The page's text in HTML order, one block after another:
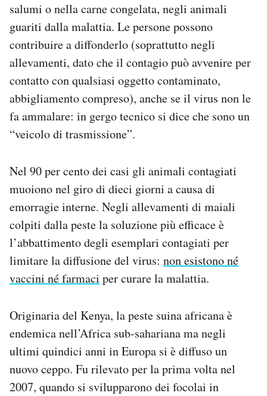
salumi o nella carne congelata, negli animali
guariti dalla malattia. Le persone possono
contribuire a diffonderlo (soprattutto negli
allevamenti, dato che il contagio può avvenire per
contatto con qualsiasi oggetto contaminato,
abbigliamento compreso), anche se il virus non le
fa ammalare: in gergo tecnico si dice che sono un
“veicolo di trasmissione”.
Nel 90 per cento dei casi gli animali contagiati
muoiono nel giro di dieci giorni a causa di
emorragie interne. Negli allevamenti di maiali
colpiti dalla peste la soluzione più efficace è
l’abbattimento degli esemplari contagiati per
limitare la diffusione del virus: non esistono né
vaccini né farmaci per curare la malattia.
Originaria del Kenya, la peste suina africana è
endemica nell’Africa sub-sahariana ma negli
ultimi quindici anni in Europa si è diffuso un
nuovo ceppo. Fu rilevato per la prima volta nel
2007, quando si svilupparono dei focolai in